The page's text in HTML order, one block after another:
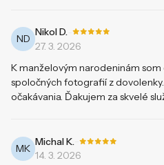
ND
Nikol D.
27. 3. 2026
K manželovým narodeninám
spoločných fotografií z
očakávania. Ďakujem za skvelé
MK
Michal K.
14. 3. 2026